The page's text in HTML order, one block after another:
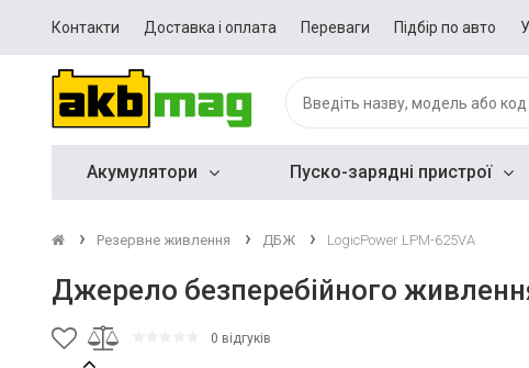
Контакти Доставка і оплата Переваги Підбір по авто
Акумулятори Пуско-зарядні пристрої
Резервне живлення ДБЖ LogicPower LPM-625VA
Джерело безперебійного
0 відгуків